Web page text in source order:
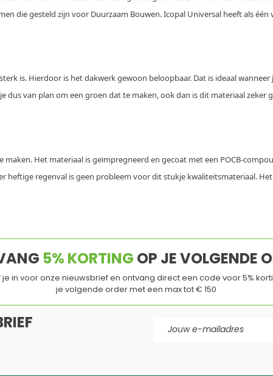
die gesteld zijn voor Duurzaam Bouwen. Icopal Universal heeft als één
is. Hierdoor is het dakwerk gewoon beloopbaar. Dat is ideaal
dus van plan om een groen dat te maken, ook dan is dit materiaal
Het materiaal is geïmpregneerd en gecoat met een POCB-
heftige regenval is geen probleem voor dit stukje kwaliteitsmateriaal.
5% KORTING OP JE VOLGENDE
je in voor onze nieuwsbrief en ontvang direct een code voor 5%
je volgende order met een max tot € 150